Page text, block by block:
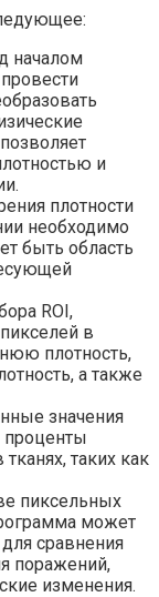
началом
и
плотности
необходимо
быть область
ROI,
в
плотность,
а также
значения
проценты
таких как
пиксельных
может
сравнения
поражений,
изменения.